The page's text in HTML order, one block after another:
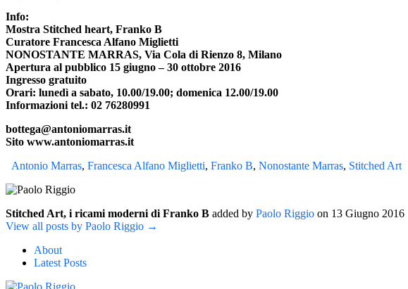
Info:
Mostra Stitched heart, Franko B
Curatore Francesca Alfano Miglietti
NONOSTANTE MARRAS, Via Cola di Rienzo 8, Milano
Apertura al pubblico 15 giugno – 30 ottobre 2016
Ingresso gratuito
Orari: lunedì a sabato, 10.00/19.00; domenica 12.00/19.00
Informazioni tel.: 02 76280991
bottega@antoniomarras.it
Sito www.antoniomarras.it
Antonio Marras, Francesca Alfano Miglietti, Franko B, Nonostante Marras, Stitched Art
Stitched Art, i ricami moderni di Franko B added by Paolo Riggio on 13 Giugno 2016
View all posts by Paolo Riggio →
About
Latest Posts